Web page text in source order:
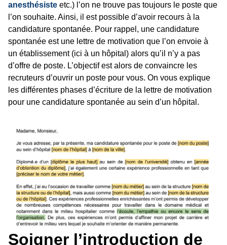
anesthésiste etc.) l’on ne trouve pas toujours le poste que
l’on souhaite. Ainsi, il est possible d’avoir recours à la
candidature spontanée. Pour rappel, une candidature
spontanée est une lettre de motivation que l’on envoie à
un établissement (ici à un hôpital) alors qu’il n’y a pas
d’offre de poste. L’objectif est alors de convaincre les
recruteurs d’ouvrir un poste pour vous. On vous explique
les différentes phases d’écriture de la lettre de motivation
pour une candidature spontanée au sein d’un hôpital.
Soigner l’introduction de